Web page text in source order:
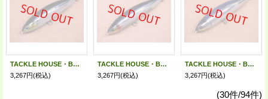
TACKLE HOUSE・BRITT. CBP170SW/07 イワシ
3,267円(税込)
TACKLE HOUSE・BRITT. CBP170SW/09 セグロカタクチ
3,267円(税込)
TACKLE HOUSE・BRITT. CBP170SW/11 サンマ
3,267円(税込)
(30件/94件)